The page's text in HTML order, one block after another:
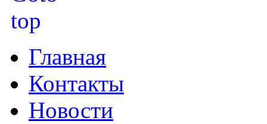
Главная
Контакты
Новости